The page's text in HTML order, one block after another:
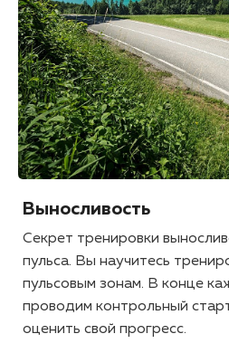
Выносливость
Секрет тренировки
пульса. Вы научитесь
пульсовым зонам. В конце
проводим контрольный
оценить свой прогресс.